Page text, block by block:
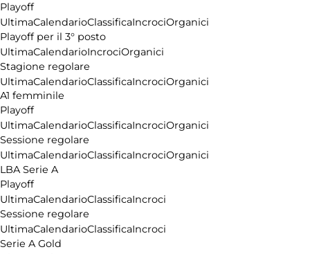
Playoff
UltimaCalendarioClassificaIncrociOrganici
Playoff per il 3° posto
UltimaCalendarioIncrociOrganici
Stagione regolare
UltimaCalendarioClassificaIncrociOrganici
A1 femminile
Playoff
UltimaCalendarioClassificaIncrociOrganici
Sessione regolare
UltimaCalendarioClassificaIncrociOrganici
LBA Serie A
Playoff
UltimaCalendarioClassificaIncroci
Sessione regolare
UltimaCalendarioClassificaIncroci
Serie A Gold